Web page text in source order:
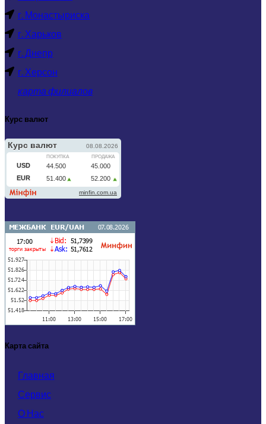
г. Монастыриска
г. Харьков
г. Днепр
г. Херсон
карта филиалов
Курс валют
Карта сайта
Главная
Сервис
О Нас